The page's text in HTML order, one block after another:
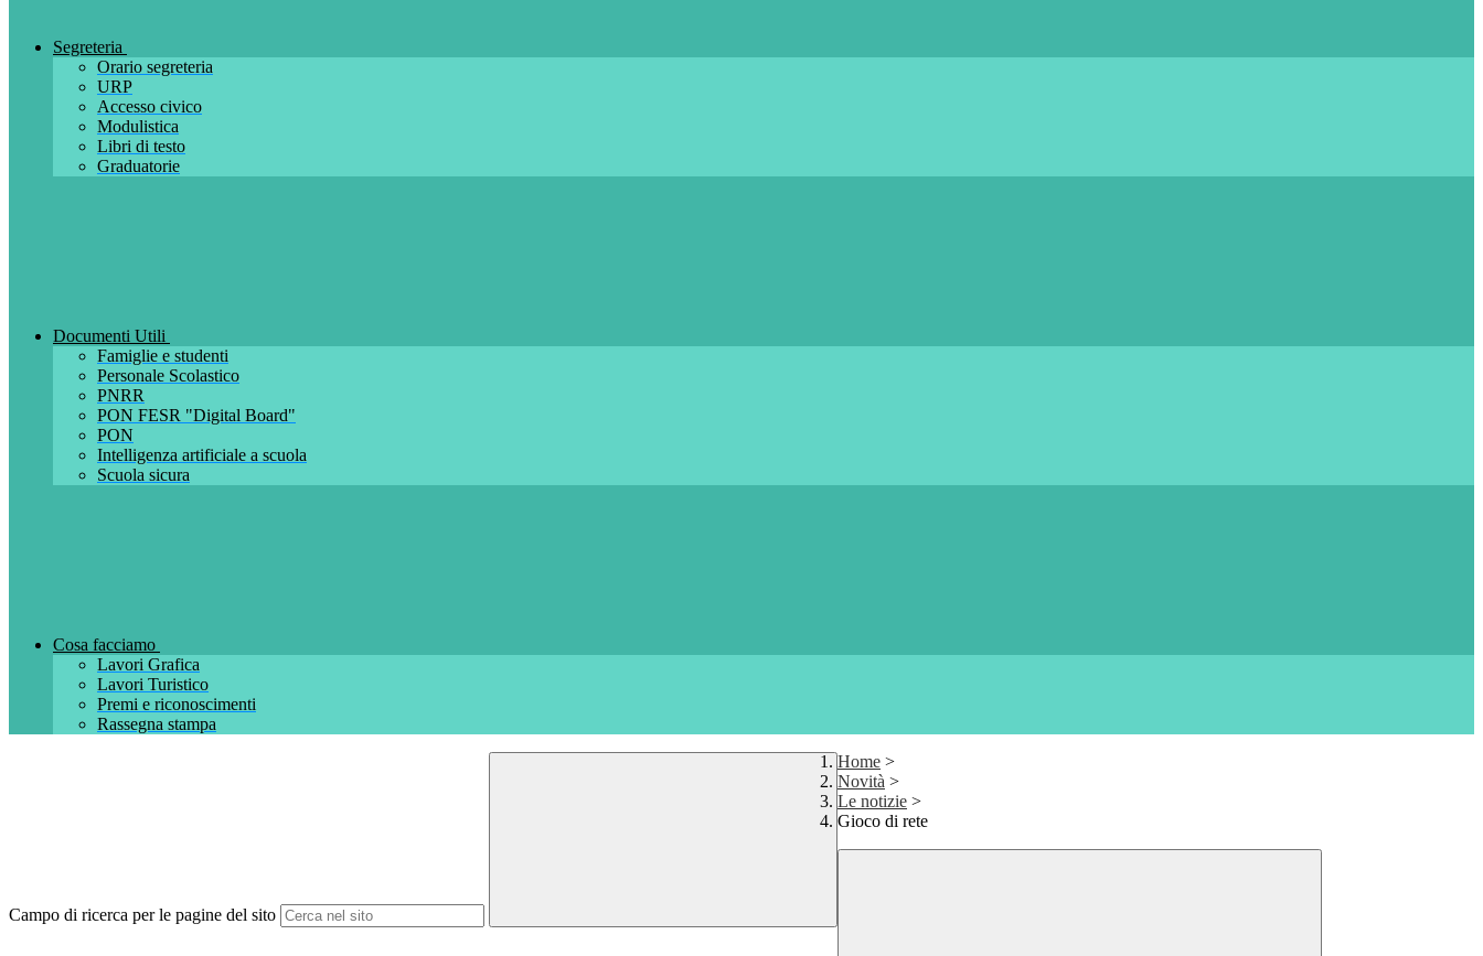
Segreteria
Orario segreteria
URP
Accesso civico
Modulistica
Libri di testo
Graduatorie
Documenti Utili
Famiglie e studenti
Personale Scolastico
PNRR
PON FESR "Digital Board"
PON
Intelligenza artificiale a scuola
Scuola sicura
Cosa facciamo
Lavori Grafica
Lavori Turistico
Premi e riconoscimenti
Rassegna stampa
Campo di ricerca per le pagine del sito
Home >
Novità >
Le notizie >
Gioco di rete